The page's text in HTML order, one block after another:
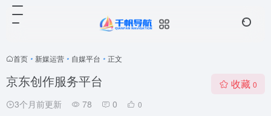
首页 • 新媒运营 • 自媒平台 • 正文
京东创作服务平台
3个月前更新 78 0 0
收藏 0